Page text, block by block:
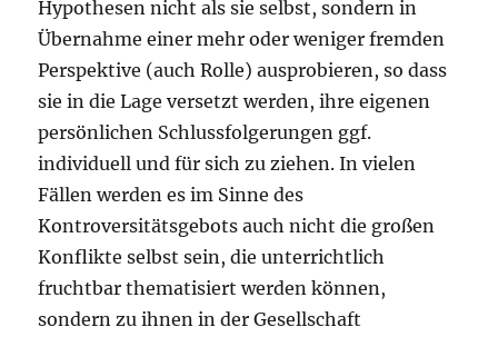
Hypothesen nicht als sie selbst, sondern in
Übernahme einer mehr oder weniger fremden
Perspektive (auch Rolle) ausprobieren, so dass
sie in die Lage versetzt werden, ihre eigenen
persönlichen Schlussfolgerungen ggf.
individuell und für sich zu ziehen. In vielen
Fällen werden es im Sinne des
Kontroversitätsgebots auch nicht die großen
Konflikte selbst sein, die unterrichtlich
fruchtbar thematisiert werden können,
sondern zu ihnen in der Gesellschaft